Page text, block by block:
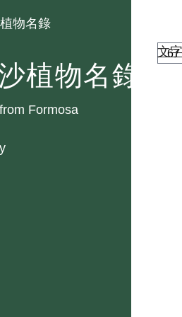
物名錄
植物名錄
Formosa
文